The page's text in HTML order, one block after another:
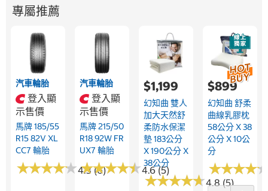
專屬推薦
汽車輪胎
登入顯
示售價
馬牌 185/55
R15 82V XL
CC7 輪胎
★★★★★
★★★★★4.3 (6)
汽車輪胎
登入顯
示售價
馬牌 215/50
R18 92W FR
UX7 輪胎
★★★★★
★★★★★4.6 (5)
$1,199
幻知曲 雙人
加大天然舒
柔防水保潔
墊 183公分
X 190公分 X
38公分
★★★★★
★★★★★4.8 (5)
$899
幻知曲 舒柔
曲線乳膠枕
58公分 X 38
公分 X 10公
分
★★★★
★★★★